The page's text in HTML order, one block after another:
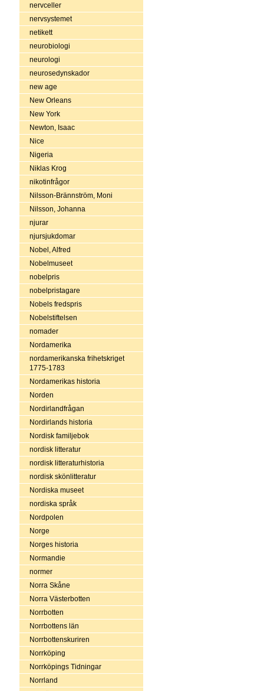
nervceller
nervsystemet
netikett
neurobiologi
neurologi
neurosedynskador
new age
New Orleans
New York
Newton, Isaac
Nice
Nigeria
Niklas Krog
nikotinfrågor
Nilsson-Brännström, Moni
Nilsson, Johanna
njurar
njursjukdomar
Nobel, Alfred
Nobelmuseet
nobelpris
nobelpristagare
Nobels fredspris
Nobelstiftelsen
nomader
Nordamerika
nordamerikanska frihetskriget
1775-1783
Nordamerikas historia
Norden
Nordirlandfrågan
Nordirlands historia
Nordisk familjebok
nordisk litteratur
nordisk litteraturhistoria
nordisk skönlitteratur
Nordiska museet
nordiska språk
Nordpolen
Norge
Norges historia
Normandie
normer
Norra Skåne
Norra Västerbotten
Norrbotten
Norrbottens län
Norrbottenskuriren
Norrköping
Norrköpings Tidningar
Norrland